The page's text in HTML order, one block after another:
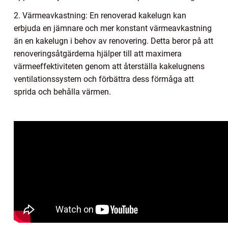
2. Värmeavkastning: En renoverad kakelugn kan
erbjuda en jämnare och mer konstant värmeavkastning
än en kakelugn i behov av renovering. Detta beror på att
renoveringsåtgärderna hjälper till att maximera
värmeeffektiviteten genom att återställa kakelugnens
ventilationssystem och förbättra dess förmåga att
sprida och behålla värmen.